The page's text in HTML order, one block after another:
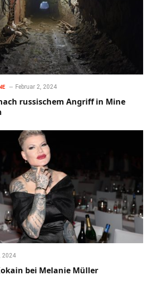
Februar 2, 2024
russischem Angriff in Mine
2024
bei Melanie Müller